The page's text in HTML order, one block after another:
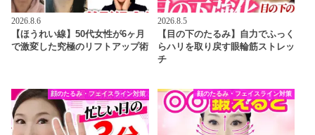
2026.8.6
【ほうれい線】50代女性が6ヶ月
で激変した究極のリフトアップ術
2026.8.5
【目の下のたるみ】自力でふっく
らハリを取り戻す眼輪筋ストレッ
チ
顔のたるみ・フェイスライン対策 顔のたるみ・フェイスライン対策